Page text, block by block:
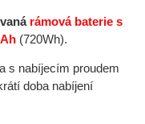
rámová baterie s
(720Wh).
s nabíjecím proudem
doba nabíjení